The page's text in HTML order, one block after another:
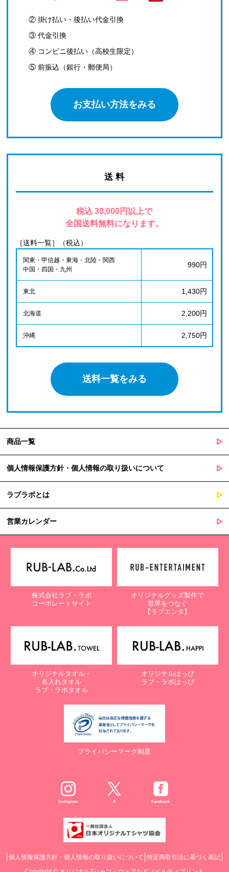
② 掛け払い・後払い代金引換
③ 代金引換
④ コンビニ後払い（高校生限定）
⑤ 前振込（銀行・郵便局）
お支払い方法をみる
送 料
税込 30,000円以上で
全国送料無料になります。
［送料一覧］（税込）
関東・甲信越・東海・北陸・関西
中国・四国・九州
990円
東北 1,430円
北海道 2,200円
沖縄 2,750円
送料一覧をみる
商品一覧
個人情報保護方針・個人情報の取り扱いについて
ラブラボとは
営業カレンダー
株式会社ラブ・ラボ
コーポレートサイト
オリジナルグッズ製作で
世界をつなぐ
【ラブエンタ】
オリジナルタオル・
名入れタオル
ラブ・ラボタオル
オリジナルはっぴ
ラブ・ラボはっぴ
プライバシーマーク制度
Instagram X Facebook
個人情報保護方針・個人情報の取り扱いについて 特定商取引法に基づく表記